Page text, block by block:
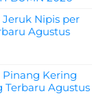
Jeruk Nipis per
Agustus
Pinang Kering
Terbaru Agustus